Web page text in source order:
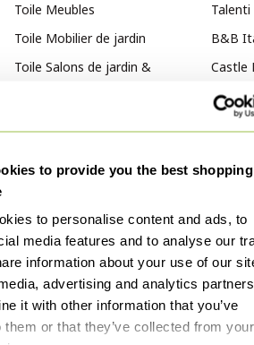
to provide you the best shopping
to personalise content and ads, to
media features and to analyse our
information about your use of our
advertising and analytics
it with other information that you’ve
them or that they’ve collected from
Toile Meubles
Toile Mobilier de jardin
Toile Salons de jardin &
Toile Chaises de jardin
Talenti
B&B
Castle
Style
Matériau
Fibre de verre Bancs de jardin
Autre Bancs de jardin
polished steel Bancs de jardin